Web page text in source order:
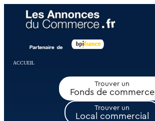
ACCUEIL
Trouver un
Fonds de commerce
Trouver un
Local commercial
Panneau de gestion des cookies